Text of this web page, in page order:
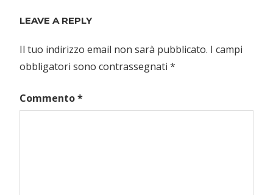
LEAVE A REPLY
Il tuo indirizzo email non sarà pubblicato. I campi
obbligatori sono contrassegnati *
Commento*